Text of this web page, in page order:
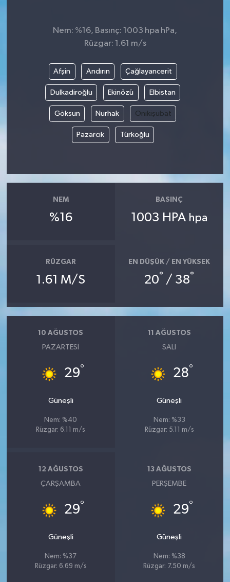
Nem: %16, Basınç: 1003 hpa hPa,
Rüzgar: 1.61 m/s
Afşin Andırın Çağlayancerit
Dulkadiroğlu Ekinözü Elbistan
Göksun Nurhak Onikişubat
Pazarcık Türkoğlu
NEM
%16
BASINÇ
1003 HPA hpa
RÜZGAR
1.61 M/S
EN DÜŞÜK / EN YÜKSEK
20° / 38°
10 AĞUSTOS
PAZARTESI
29°
Güneşli
Nem: %40
Rüzgar: 6.11 m/s
11 AĞUSTOS
SALI
28°
Güneşli
Nem: %33
Rüzgar: 5.11 m/s
12 AĞUSTOS
ÇARŞAMBA
29°
Güneşli
Nem: %37
Rüzgar: 6.69 m/s
13 AĞUSTOS
PERŞEMBE
29°
Güneşli
Nem: %38
Rüzgar: 7.50 m/s